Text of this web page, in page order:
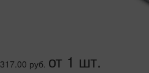
317.00 руб. от 1 шт.